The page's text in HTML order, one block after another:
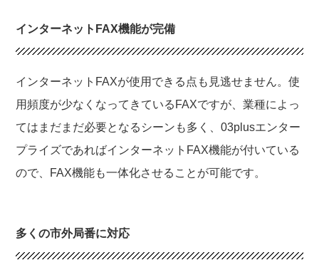
インターネットFAX機能が完備
インターネットFAXが使用できる点も見逃せません。使
用頻度が少なくなってきているFAXですが、業種によっ
てはまだまだ必要となるシーンも多く、03plusエンター
プライズであればインターネットFAX機能が付いている
ので、FAX機能も一体化させることが可能です。
多くの市外局番に対応